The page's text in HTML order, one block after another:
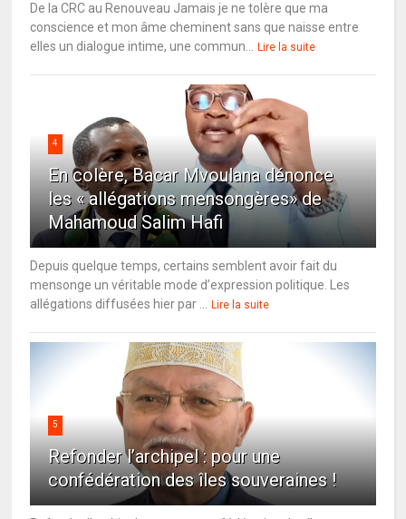
De la CRC au Renouveau Jamais je ne tolère que ma
conscience et mon âme cheminent sans que naisse entre
elles un dialogue intime, une commun... Lire la suite
4
En colère, Bacar Mvoulana dénonce
les « allégations mensongères» de
Mahamoud Salim Hafi
Depuis quelque temps, certains semblent avoir fait du
mensonge un véritable mode d’expression politique. Les
allégations diffusées hier par ... Lire la suite
5
Refonder l’archipel : pour une
confédération des îles souveraines !